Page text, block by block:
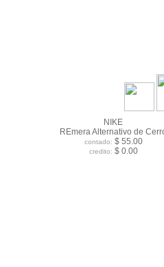
NIKE
REmera Alternativo de
contado: $ 55.00
credito: $ 0.00